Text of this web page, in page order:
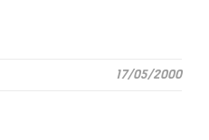
17/05/2000